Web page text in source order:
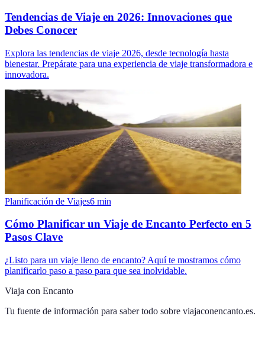
Tendencias de Viaje en 2026: Innovaciones que
Debes Conocer
Explora las tendencias de viaje 2026, desde tecnología hasta
bienestar. Prepárate para una experiencia de viaje transformadora e
innovadora.
Planificación de Viajes6 min
Cómo Planificar un Viaje de Encanto Perfecto en 5
Pasos Clave
¿Listo para un viaje lleno de encanto? Aquí te mostramos cómo
planificarlo paso a paso para que sea inolvidable.
Viaja con Encanto
Tu fuente de información para saber todo sobre viajaconencanto.es.